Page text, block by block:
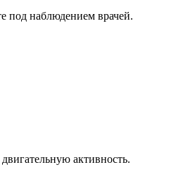
под наблюдением врачей.
активность.